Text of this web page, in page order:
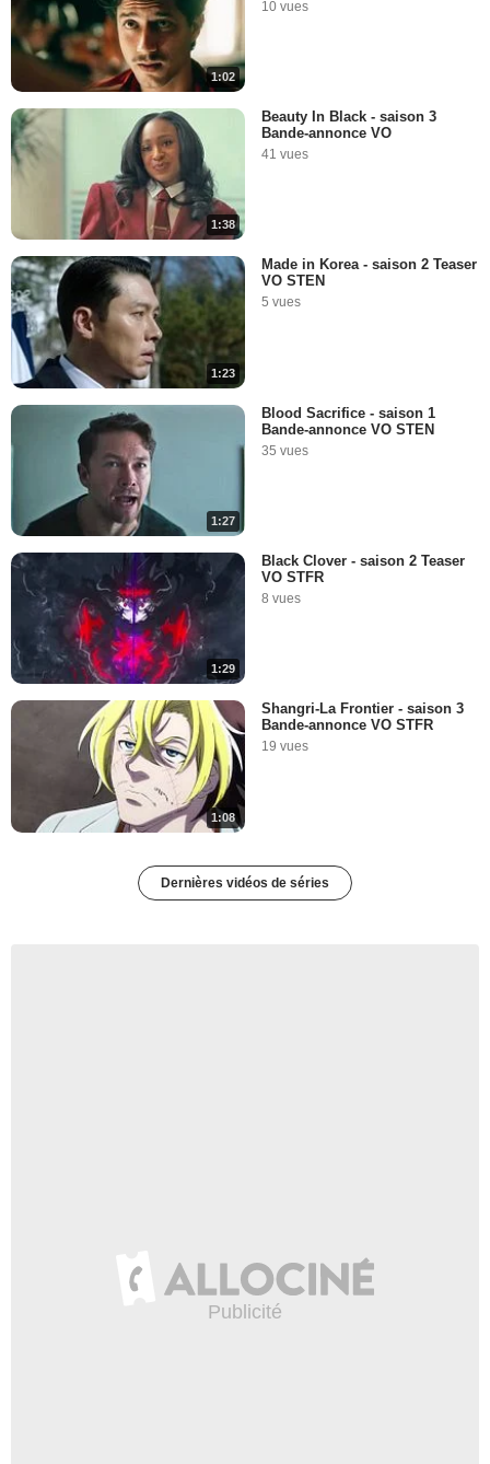
1:02
10 vues
1:38
Beauty In Black - saison 3
Bande-annonce VO
41 vues
1:23
Made in Korea - saison 2 Teaser
VO STEN
5 vues
1:27
Blood Sacrifice - saison 1
Bande-annonce VO STEN
35 vues
1:29
Black Clover - saison 2 Teaser
VO STFR
8 vues
1:08
Shangri-La Frontier - saison 3
Bande-annonce VO STFR
19 vues
Dernières vidéos de séries